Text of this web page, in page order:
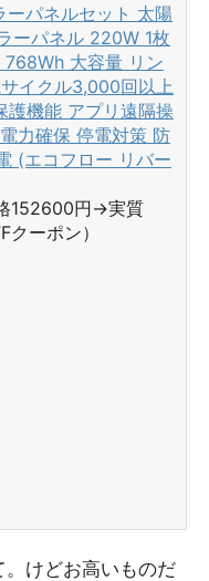
パネルセット 太陽
ーパネル 220W 1枚
大容量 リン
イクル3,000回以上
護機能 アプリ遠隔操
力確保 停電対策 防
(エコフロー リバー
152600円→実質
ーポン）
けどお高いものだ